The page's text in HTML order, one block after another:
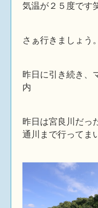
気温が２５度です
さぁ行きましょう。
昨日に引き続き、
内
昨日は宮良川だっ
通川まで行ってま